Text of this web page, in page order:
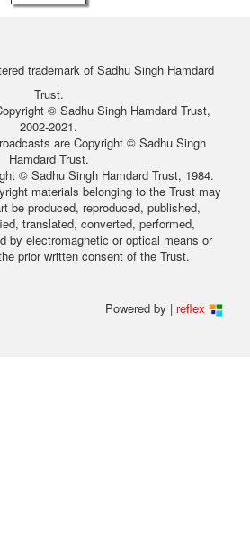
trademark of Sadhu Singh Hamdard
Trust.
© Sadhu Singh Hamdard Trust,
2002-2021.
are Copyright © Sadhu Singh
Hamdard Trust.
© Sadhu Singh Hamdard Trust, 1984.
materials belonging to the Trust may
be produced, reproduced, published,
translated, converted, performed,
by electromagnetic or optical means or
prior written consent of the Trust.
Powered by | reflex